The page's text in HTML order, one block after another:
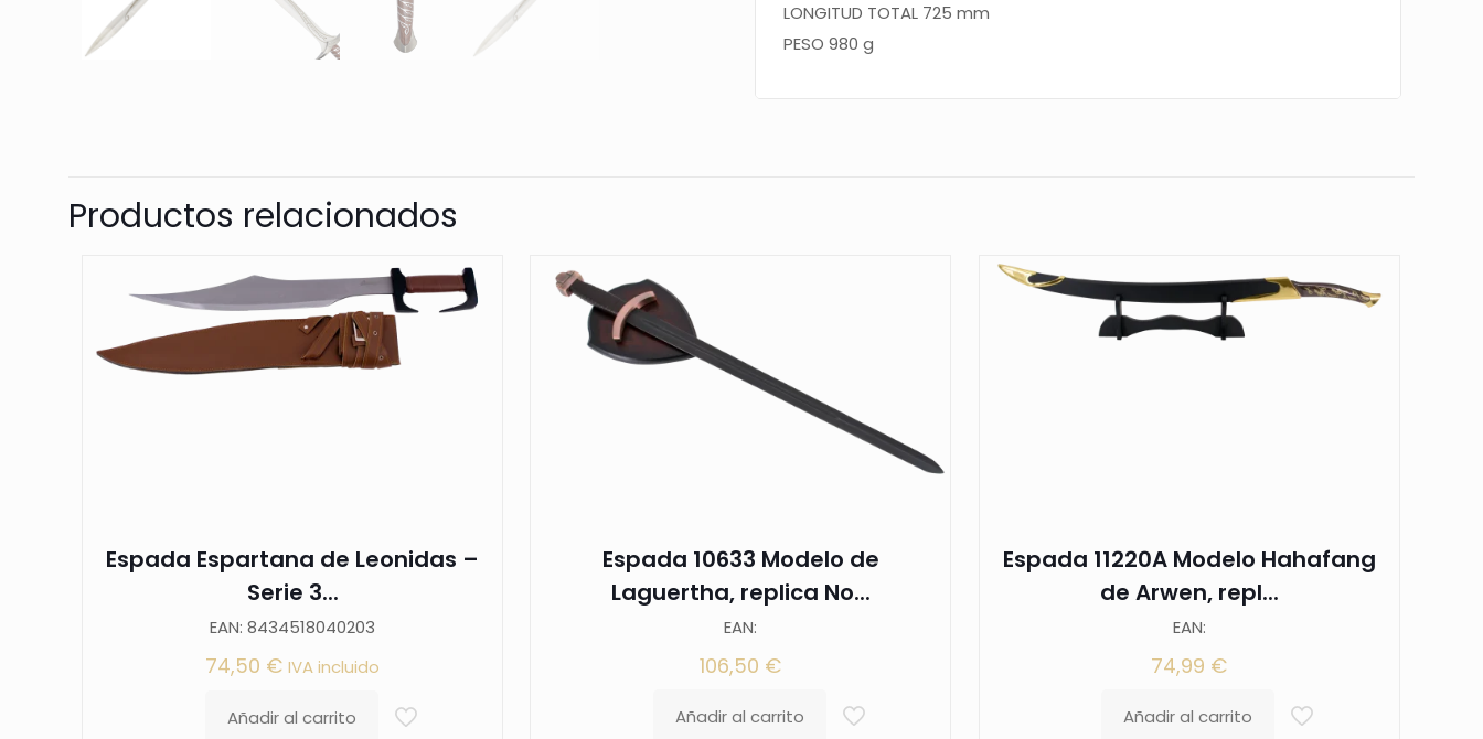
LONGITUD TOTAL 725 mm
PESO 980 g
Productos relacionados
Espada Espartana de Leonidas –
Serie 3...
EAN: 8434518040203
74,50 € IVA incluido
Añadir al carrito
Espada 10633 Modelo de
Laguertha, replica No...
EAN:
106,50 €
Añadir al carrito
Espada 11220A Modelo Hahafang
de Arwen, repl...
EAN:
74,99 €
Añadir al carrito